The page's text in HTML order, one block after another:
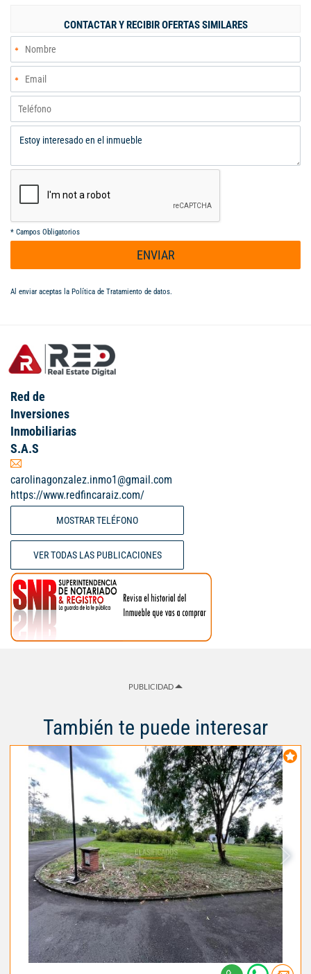
CONTACTAR Y RECIBIR OFERTAS SIMILARES
* Campos Obligatorios
ENVIAR
Al enviar aceptas la Política de Tratamiento de datos.
Red de
Inversiones
Inmobiliarias
S.A.S
carolinagonzalez.inmo1@gmail.com
https://www.redfincaraiz.com/
MOSTRAR TELÉFONO
VER TODAS LAS PUBLICACIONES
PUBLICIDAD
También te puede interesar